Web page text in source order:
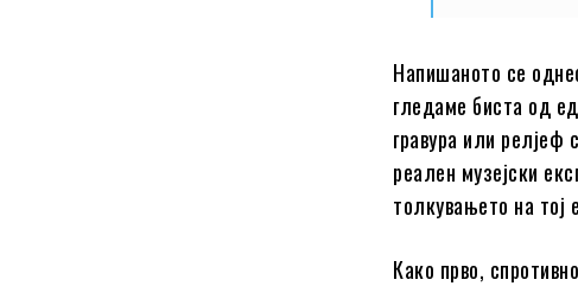
Напишаното се
гледаме биста од
гравура или релјеф
реален музејски
толкувањето на тој
Како прво,